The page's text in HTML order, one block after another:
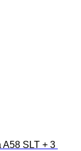
A58 SLT + 3